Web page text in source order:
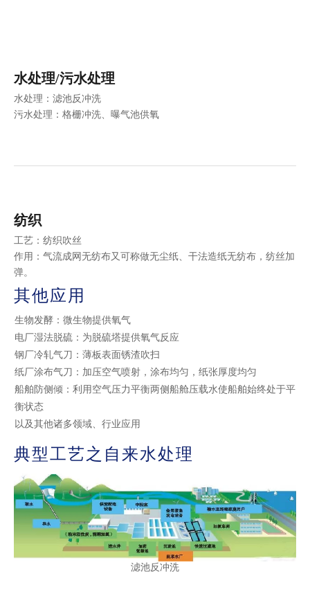
水处理/污水处理
水处理：滤池反冲洗
污水处理：格栅冲洗、曝气池供氧
纺织
工艺：纺织吹丝
作用：气流成网无纺布又可称做无尘纸、干法造纸无纺布，纺丝加
弹。
其他应用
生物发酵：微生物提供氧气
电厂湿法脱硫：为脱硫塔提供氧气反应
钢厂冷轧气刀：薄板表面锈渣吹扫
纸厂涂布气刀：加压空气喷射，涂布均匀，纸张厚度均匀
船舶防侧倾：利用空气压力平衡两侧船舱压载水使船舶始终处于平
衡状态
以及其他诸多领域、行业应用
典型工艺之自来水处理
滤池反冲洗